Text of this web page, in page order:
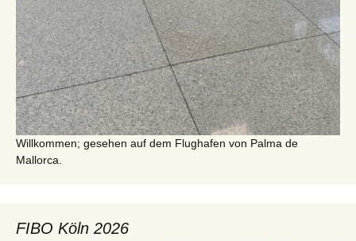
Willkommen; gesehen auf dem Flughafen von Palma de
Mallorca.
FIBO Köln 2026